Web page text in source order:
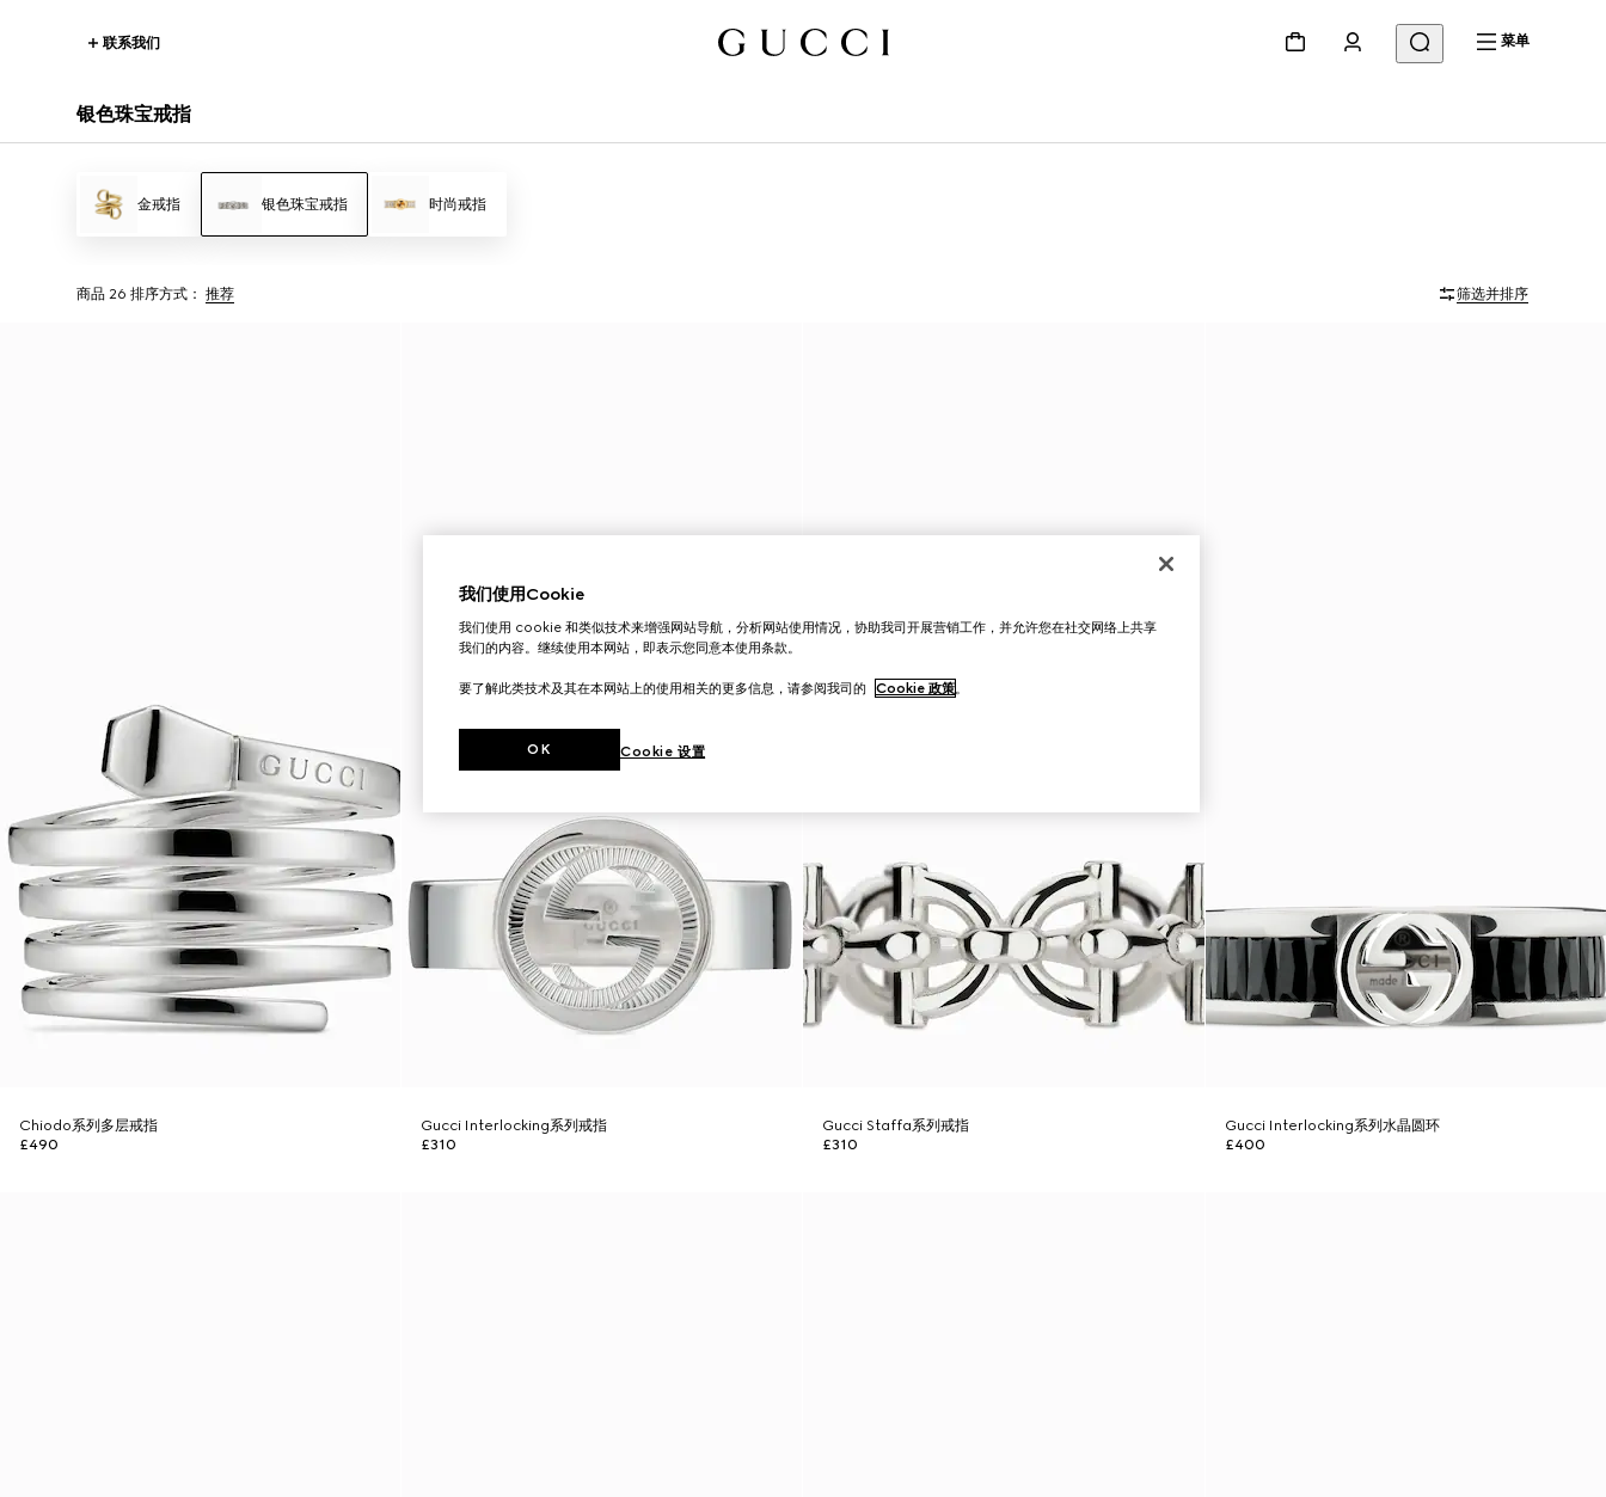
联系我们 菜单
银色珠宝戒指
金戒指 银色珠宝戒指 时尚戒指
商品 26 排序方式： 推荐 筛选并排序
Chiodo系列多层戒指
£490
Gucci Interlocking系列戒指
£310
Gucci Staffa系列戒指
£310
Gucci Interlocking系列水晶圆环
£400
我们使用Cookie
我们使用 cookie 和类似技术来增强网站导航，分析网站使用情况，协助我司开展营销工作，并允许您在社交网络上共享
我们的内容。继续使用本网站，即表示您同意本使用条款。
要了解此类技术及其在本网站上的使用相关的更多信息，请参阅我司的 Cookie 政策。
Cookie 设置
OK